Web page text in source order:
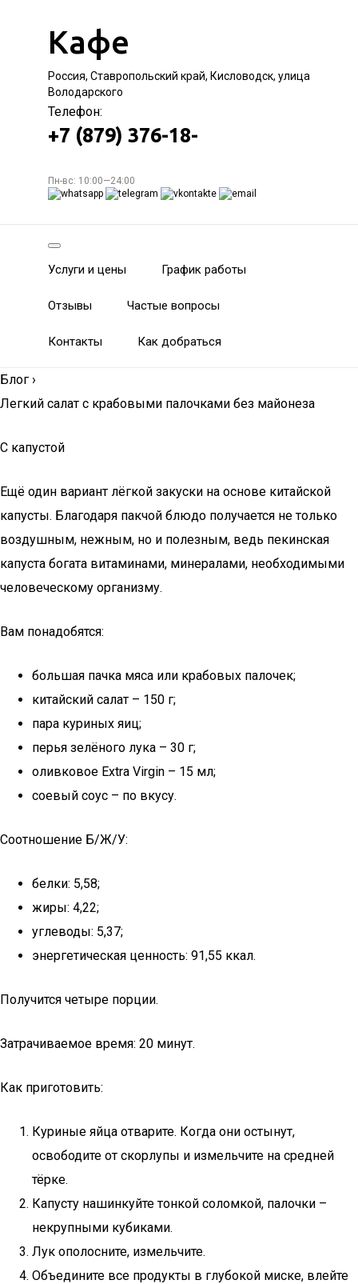
Кафе
Россия, Ставропольский край, Кисловодск, улица
Володарского
Телефон:
+7 (879) 376-18-
Пн-вс: 10:00—24:00
Услуги и цены График работы
Отзывы Частые вопросы
Контакты Как добраться
Блог ›
Легкий салат с крабовыми палочками без майонеза
С капустой
Ещё один вариант лёгкой закуски на основе китайской
капусты. Благодаря пакчой блюдо получается не только
воздушным, нежным, но и полезным, ведь пекинская
капуста богата витаминами, минералами, необходимыми
человеческому организму.
Вам понадобятся:
большая пачка мяса или крабовых палочек;
китайский салат – 150 г;
пара куриных яиц;
перья зелёного лука – 30 г;
оливковое Extra Virgin – 15 мл;
соевый соус – по вкусу.
Соотношение Б/Ж/У:
белки: 5,58;
жиры: 4,22;
углеводы: 5,37;
энергетическая ценность: 91,55 ккал.
Получится четыре порции.
Затрачиваемое время: 20 минут.
Как приготовить:
Куриные яйца отварите. Когда они остынут,
освободите от скорлупы и измельчите на средней
тёрке.
Капусту нашинкуйте тонкой соломкой, палочки –
некрупными кубиками.
Лук ополосните, измельчите.
Объедините все продукты в глубокой миске, влейте